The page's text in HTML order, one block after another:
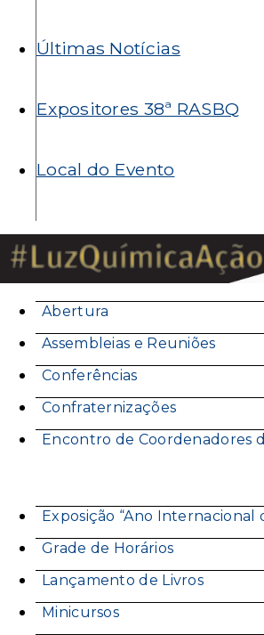
Últimas Notícias
Expositores 38ª RASBQ
Local do Evento
Menu
secundário
Abertura
Assembleias e Reuniões
Conferências
Confraternizações
Encontro de Coordenadores
Exposição “Ano Internacional
Grade de Horários
Lançamento de Livros
Minicursos